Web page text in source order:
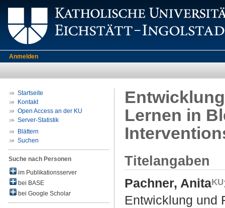
Anmelden
Startseite
Kontakt
Open Access an der KU
Server-Statistik
Blättern
Suchen
Suche nach Personen
im Publikationsserver
bei BASE
bei Google Scholar
Lernen in
Titelangaben
Pachner, Anita
Entwicklung und